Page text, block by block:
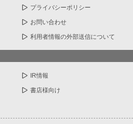
プライバシーポリシー
お問い合わせ
利用者情報の外部送信について
IR情報
書店様向け